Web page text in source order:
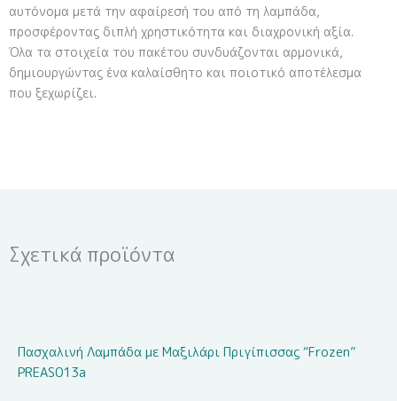
αυτόνομα μετά την αφαίρεσή του από τη λαμπάδα,
προσφέροντας διπλή χρηστικότητα και διαχρονική αξία.
Όλα τα στοιχεία του πακέτου συνδυάζονται αρμονικά,
δημιουργώντας ένα καλαίσθητο και ποιοτικό αποτέλεσμα
που ξεχωρίζει.
Σχετικά προϊόντα
Πασχαλινή Λαμπάδα με Μαξιλάρι Πριγίπισσας “Frozen”
PREAS013a